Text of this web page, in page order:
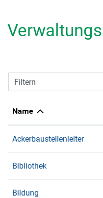
Filtern
Name
Ackerbaustellenleiter
Bibliothek
Bildung